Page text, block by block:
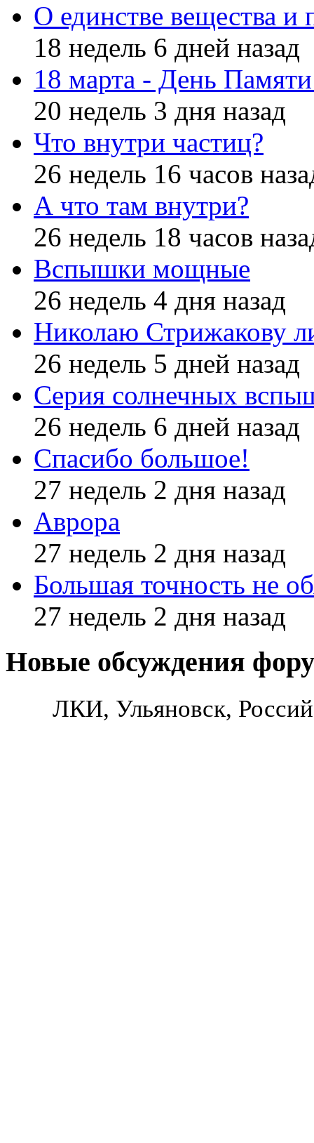
О единстве вещества и
18 недель 6 дней назад
18 марта - День
20 недель 3 дня назад
Что внутри частиц?
26 недель 16 часов
А что там внутри?
26 недель 18 часов
Вспышки мощные
26 недель 4 дня назад
Николаю Стрижакову
26 недель 5 дней назад
Серия солнечных
26 недель 6 дней назад
Спасибо большое!
27 недель 2 дня назад
Аврора
27 недель 2 дня назад
Большая точность не
27 недель 2 дня назад
Новые обсуждения
ЛКИ, Ульяновск,